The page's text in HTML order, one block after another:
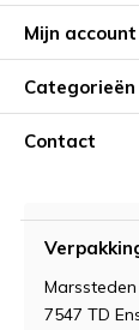
Mijn account
Categorieën
Contact
7547 TD